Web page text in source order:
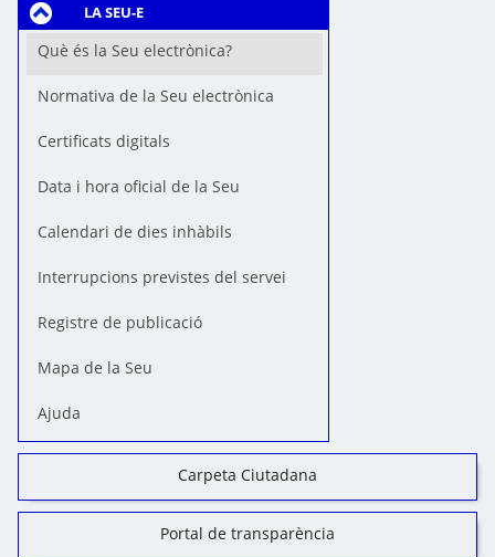
LA SEU-E
Què és la Seu electrònica?
Normativa de la Seu electrònica
Certificats digitals
Data i hora oficial de la Seu
Calendari de dies inhàbils
Interrupcions previstes del servei
Registre de publicació
Mapa de la Seu
Ajuda
Carpeta Ciutadana
Portal de transparència